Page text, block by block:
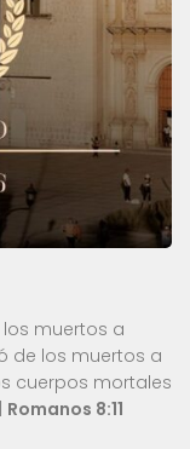
los muertos a
de los muertos a
cuerpos mortales
Romanos 8:11